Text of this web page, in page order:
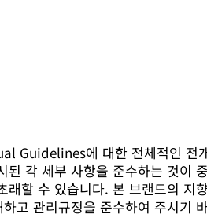
Guidelines에 대한 전체적인 전
각 세부 사항을 준수하는 것이
할 수 있습니다. 본 브랜드의 지
고 관리규정을 준수하여 주시기